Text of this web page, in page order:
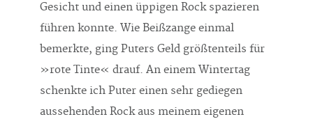
Gesicht und einen üppigen Rock spazieren
führen konnte. Wie Beißzange einmal
bemerkte, ging Puters Geld größtenteils für
»rote Tinte« drauf. An einem Wintertag
schenkte ich Puter einen sehr gediegen
aussehenden Rock aus meinem eigenen